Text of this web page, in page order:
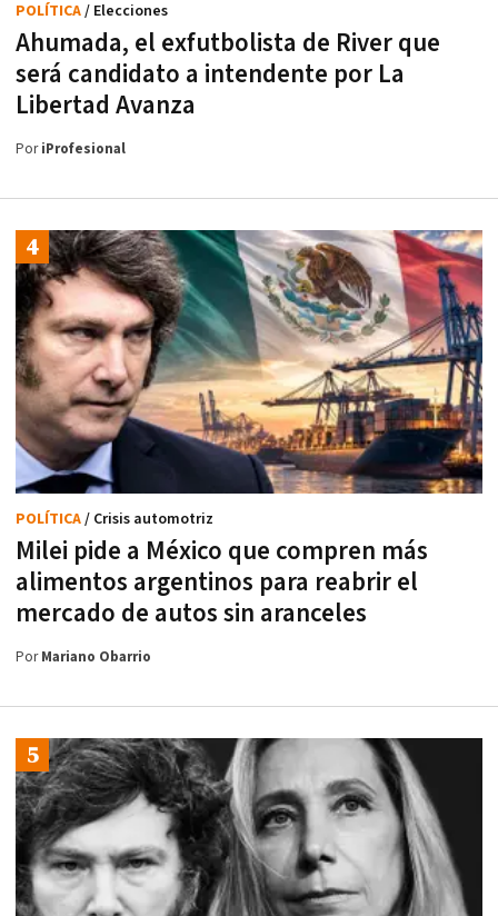
Ahumada, el exfutbolista de River que
será candidato a intendente por La
Libertad Avanza
POLÍTICA/ Elecciones
PoriProfesional
Milei pide a México que compren más
alimentos argentinos para reabrir el
mercado de autos sin aranceles
POLÍTICA/ Crisis automotriz
PorMariano Obarrio